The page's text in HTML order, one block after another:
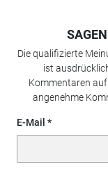
Die qualifizierte
ist
Kommentaren
angenehme
E-Mail